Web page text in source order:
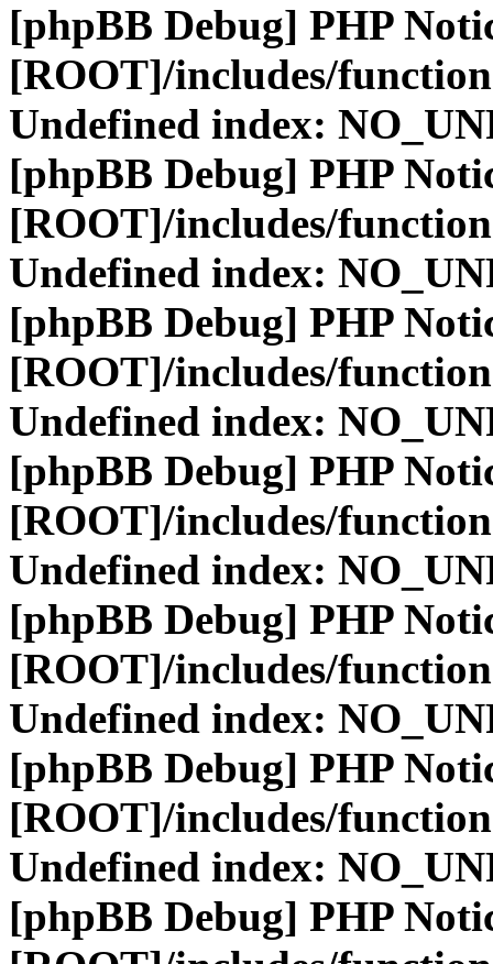
[phpBB Debug] PHP
[ROOT]/includes/
Undefined index:
[phpBB Debug] PHP
[ROOT]/includes/
Undefined index:
[phpBB Debug] PHP
[ROOT]/includes/
Undefined index:
[phpBB Debug] PHP
[ROOT]/includes/
Undefined index:
[phpBB Debug] PHP
[ROOT]/includes/
Undefined index:
[phpBB Debug] PHP
[ROOT]/includes/
Undefined index:
[phpBB Debug] PHP